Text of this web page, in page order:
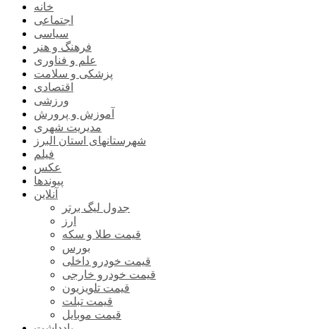
خانه
اجتماعی
سیاسی
فرهنگ و هنر
علم و فناوری
پزشکی و سلامت
اقتصادی
ورزشی
آموزش و پرورش
مدیریت شهری
شهرستانهای استان البرز
فیلم
عکس
پیوندها
آنلاین
جدول لیگ برتر
ارز
قیمت طلا و سکه
بورس
قیمت خودرو داخلی
قیمت خودرو خارجی
قیمت تلویزیون
قیمت تبلت
قیمت موبایل